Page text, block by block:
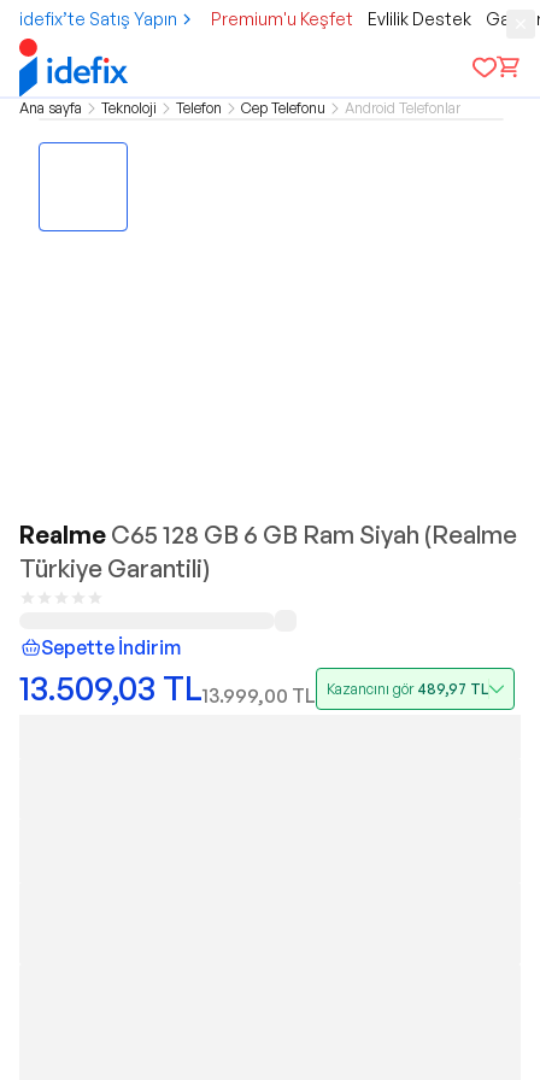
idefix’te Satış Yapın Premium'u Keşfet Evlilik Destek
Ana sayfa Teknoloji Telefon Cep Telefonu Android Telefonlar
Realme C65 128 GB 6 GB Ram Siyah (Realme
Türkiye Garantili)
Sepette İndirim
13.509,03 TL13.999,00 TL Kazancını gör 489,97 TL